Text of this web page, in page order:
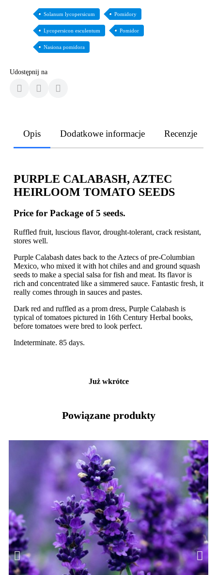
Solanum lycopersicum Pomidory
Lycopersicon esculentum Pomidor
Nasiona pomidora
Udostępnij na
Opis Dodatkowe informacje Recenzje
PURPLE CALABASH, AZTEC
HEIRLOOM TOMATO SEEDS
Price for Package of 5 seeds.
Ruffled fruit, luscious flavor, drought-tolerant, crack resistant,
stores well.
Purple Calabash dates back to the Aztecs of pre-Columbian
Mexico, who mixed it with hot chiles and and ground squash
seeds to make a special salsa for fish and meat. Its flavor is
rich and concentrated like a simmered sauce. Fantastic fresh, it
really comes through in sauces and pastes.
Dark red and ruffled as a prom dress, Purple Calabash is
typical of tomatoes pictured in 16th Century Herbal books,
before tomatoes were bred to look perfect.
Indeterminate. 85 days.
Już wkrótce
Powiązane produkty